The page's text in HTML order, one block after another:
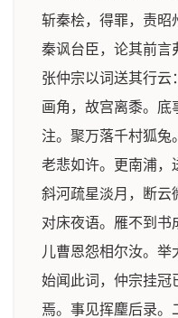
斩秦桧，得罪，责昭
秦讽台臣，论其前言
张仲宗以词送其行云
画角，故宫离黍。底
注。聚万落千村狐兔
老悲如许。更南浦，
斜河疏星淡月，断云
对床夜语。雁不到书
儿曹恩怨相尔汝。举
始闻此词，仲宗挂冠
焉。事见挥麈后录。